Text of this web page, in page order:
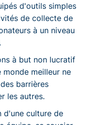
d'outils simples
de collecte de
à un niveau
à but non lucratif
meilleur ne
barrières
les autres.
d'une culture de